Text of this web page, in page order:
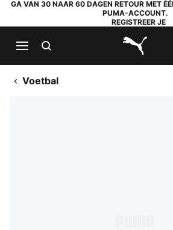
GA VAN 30 NAAR 60 DAGEN RETOUR MET
PUMA-ACCOUNT.
REGISTREER JE
PUMA.com
Voetbal